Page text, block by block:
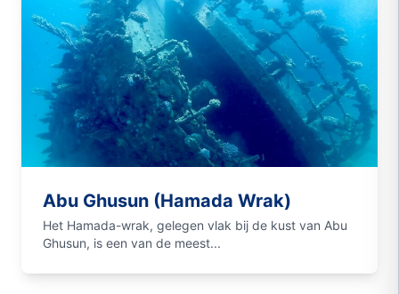
Abu Ghusun (Hamada Wrak)
Het Hamada-wrak, gelegen vlak bij de kust van Abu
Ghusun, is een van de meest...